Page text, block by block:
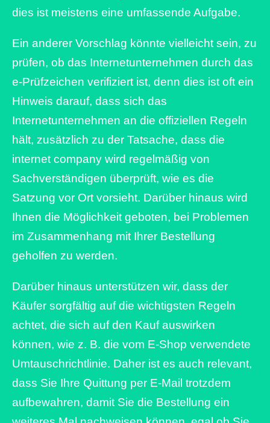
dies ist meistens eine umfassende Aufgabe.
Ein anderer Vorschlag könnte vielleicht sein, zu
prüfen, ob das Internetunternehmen durch das
e-Prüfzeichen verifiziert ist, denn dies ist oft ein
Hinweis darauf, dass sich das
Internetunternehmen an die offiziellen Regeln
hält, zusätzlich zu der Tatsache, dass die
internet company wird regelmäßig von
Sachverständigen überprüft, wie es die
Satzung vor Ort vorsieht. Darüber hinaus wird
Ihnen die Möglichkeit geboten, bei Problemen
im Zusammenhang mit Ihrer Bestellung
geholfen zu werden.
Darüber hinaus unterstützen wir, dass der
Käufer sorgfältig auf die wichtigsten Regeln
achtet, die sich auf den Kauf auswirken
können, wie z. B. die vom E-Shop verwendete
Umtauschrichtlinie. Daher ist es auch relevant,
dass Sie Ihre Quittung per E-Mail trotzdem
aufbewahren, damit Sie die Bestellung ein